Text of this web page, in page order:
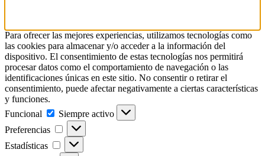
Para ofrecer las mejores experiencias, utilizamos tecnologías como
las cookies para almacenar y/o acceder a la información del
dispositivo. El consentimiento de estas tecnologías nos permitirá
procesar datos como el comportamiento de navegación o las
identificaciones únicas en este sitio. No consentir o retirar el
consentimiento, puede afectar negativamente a ciertas características
y funciones.
Funcional
Funcional
Siempre activo
Preferencias
Preferencias
Estadísticas Estadísticas